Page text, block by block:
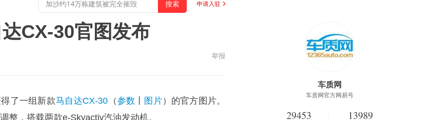
申请入驻
CX-30官图发布
举报
了一组新款马自达CX-30 （参数 图片）的官方图片。
整，搭载两款e-Skyactiv汽油发动机。
车质网
车质网官方网易号
29453 13989